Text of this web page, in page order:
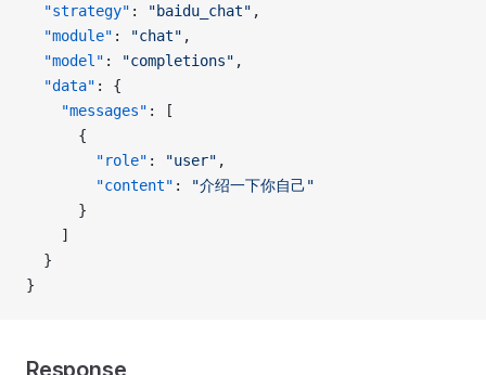
  "strategy"
: "baidu_chat" ,
  "module"
: "chat" ,
  "model"
: "completions" ,
  "data"
: {
    "messages"
: [
      {
        "role"
: "user" ,
        "content"
:
"介绍一下你自己"
      }
    ]
  }
}
Response